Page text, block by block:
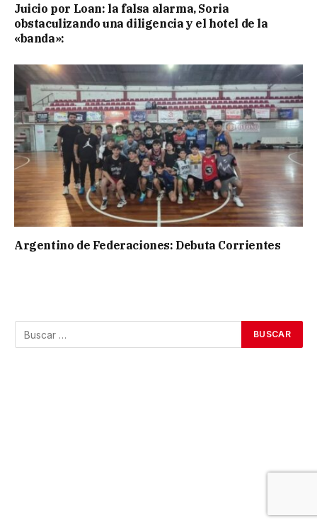
Juicio por Loan: la falsa alarma, Soria
obstaculizando una diligencia y el hotel de la
«banda»:
Argentino de Federaciones: Debuta Corrientes